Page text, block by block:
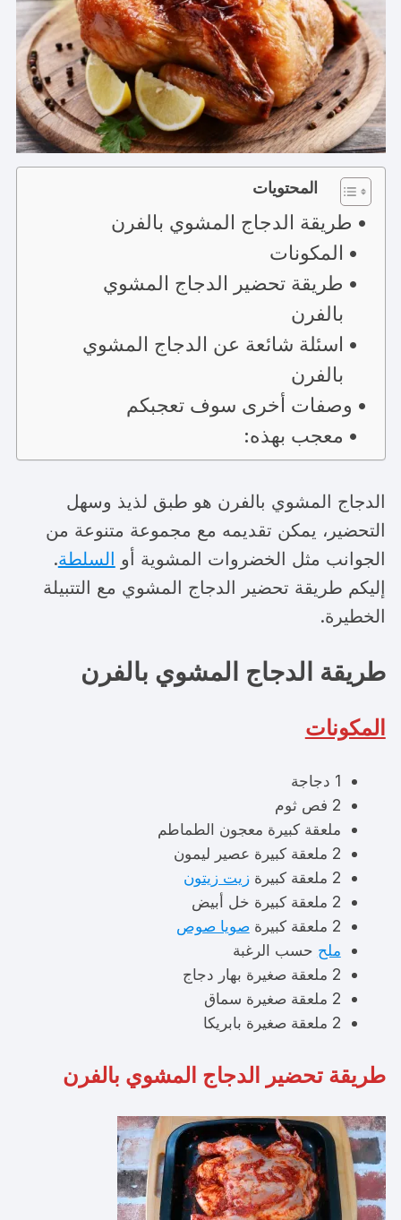
المحتويات
طريقة الدجاج المشوي بالفرن
المكونات
طريقة تحضير الدجاج المشوي
بالفرن
اسئلة شائعة عن الدجاج المشوي
بالفرن
وصفات أخرى سوف تعجبكم
معجب بهذه:
الدجاج المشوي بالفرن هو طبق لذيذ وسهل
التحضير، يمكن تقديمه مع مجموعة متنوعة من
الجوانب مثل الخضروات المشوية أو السلطة.
إليكم طريقة تحضير الدجاج المشوي مع التتبيلة
الخطيرة.
طريقة الدجاج المشوي بالفرن
المكونات
1 دجاجة
2 فص ثوم
ملعقة كبيرة معجون الطماطم
2 ملعقة كبيرة عصير ليمون
2 ملعقة كبيرة
زيت زيتون
2 ملعقة كبيرة خل أبيض
2 ملعقة كبيرة
صويا صوص
ملح حسب الرغبة
2 ملعقة صغيرة بهار دجاج
2 ملعقة صغيرة سماق
2 ملعقة صغيرة بابريكا
طريقة تحضير الدجاج المشوي بالفرن